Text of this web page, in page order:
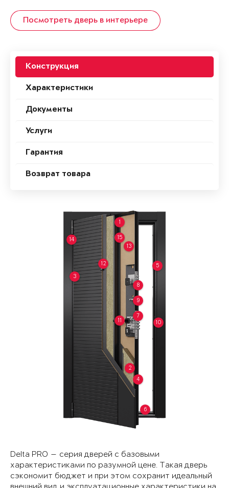
Посмотреть дверь в интерьере
Конструкция
Характеристики
Документы
Услуги
Гарантия
Возврат товара
1
2
3
4
5
6
7
8
9
10
11
12
13
14 15
Delta PRO — серия дверей с базовыми
характеристиками по разумной цене. Такая дверь
сэкономит бюджет и при этом сохранит идеальный